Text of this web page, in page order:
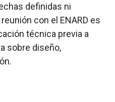
definidas ni
con el ENARD es
técnica previa a
sobre diseño,